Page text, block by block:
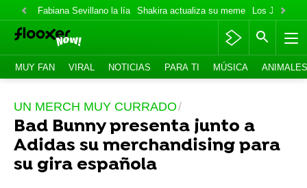
Fabiana Sevillano la lía Shakira actualiza su meme Los Jonas
MUY FAN VIRAL NOTICIAS PARA TI MÚSICA ANIMALES
UN MERCH MUY CURRADO
Bad Bunny presenta junto a
Adidas su merchandising para
su gira española